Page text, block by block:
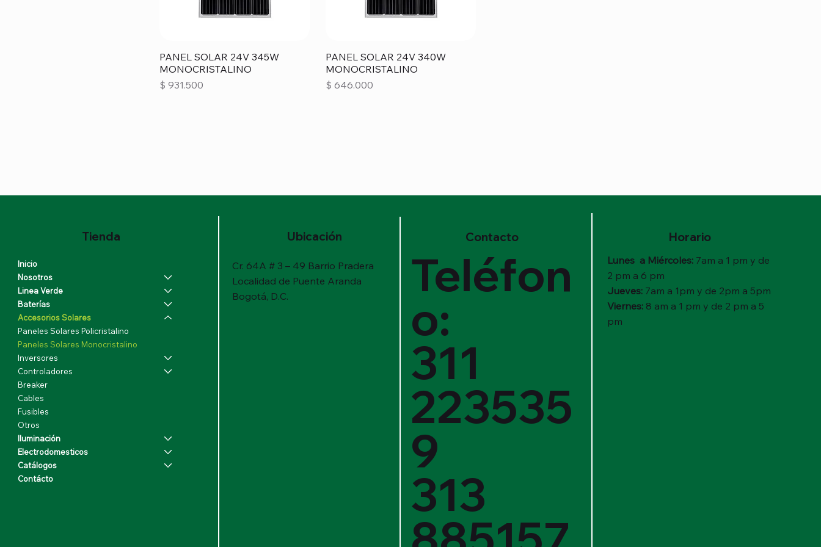
PANEL SOLAR 24V 345W
MONOCRISTALINO
Precio
$ 931.500
PANEL SOLAR 24V 340W
MONOCRISTALINO
Precio
$ 646.000
Ubicación
Cr. 64A # 3 – 49 Barrio Pradera
Localidad de Puente Aranda
Bogotá, D.C.
Tienda
Inicio
Nosotros
Linea Verde
Baterías
Accesorios Solares
Paneles Solares Policristalino
Paneles Solares Monocristalino
Inversores
Controladores
Breaker
Cables
Fusibles
Otros
Iluminación
Electrodomesticos
Catálogos
Contácto
Contacto
Teléfon
o:
311
223535
9
313
Horario
Lunes a Miércoles:7am a 1 pm y de
2 pm a 6 pm
Jueves:7am a 1pm y de 2pm a 5pm
Viernes:8 am a 1 pm y de 2 pm a 5
pm